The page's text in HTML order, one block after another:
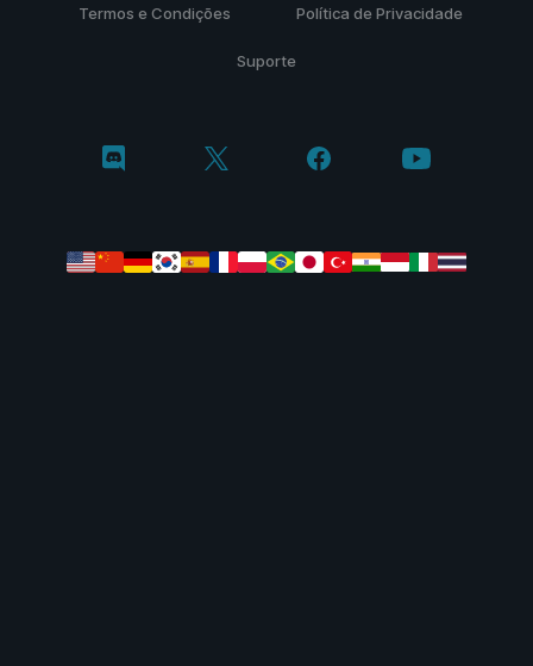
Termos e Condições Política de Privacidade
Suporte